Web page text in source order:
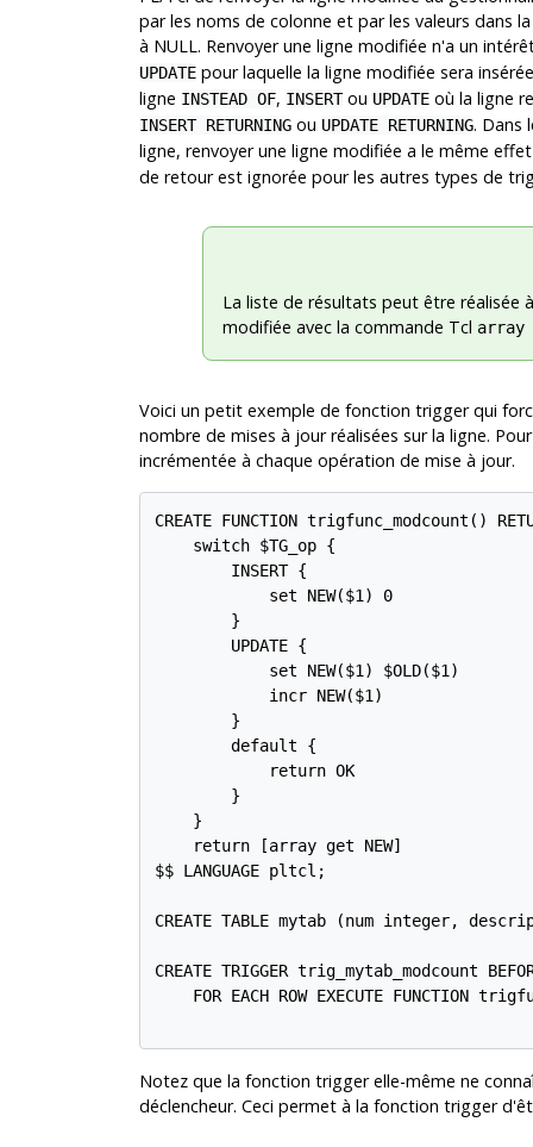
par les noms de colonne et par les valeurs dans
à NULL. Renvoyer une ligne modifiée n'a un
UPDATEpour laquelle la ligne modifiée sera
ligne INSTEAD OF, INSERTou UPDATEoù la ligne
INSERT RETURNINGou UPDATE RETURNING. Dans
ligne, renvoyer une ligne modifiée a le même
de retour est ignorée pour les autres types de
La liste de résultats peut être réalisée
modifiée avec la commande Tcl array
Voici un petit exemple de fonction trigger qui
nombre de mises à jour réalisées sur la ligne.
incrémentée à chaque opération de mise à jour.
CREATE FUNCTION trigfunc_modcount()
    switch $TG_op {
        INSERT {
            set NEW($1) 0
        }
        UPDATE {
            set NEW($1) $OLD($1)
            incr NEW($1)
        }
        default {
            return OK
        }
    }
    return [array get NEW]
$$ LANGUAGE pltcl;
CREATE TABLE mytab (num integer,
CREATE TRIGGER trig_mytab_modcount
FOR EACH ROW EXECUTE FUNCTION
Notez que la fonction trigger elle-même ne
déclencheur. Ceci permet à la fonction trigger